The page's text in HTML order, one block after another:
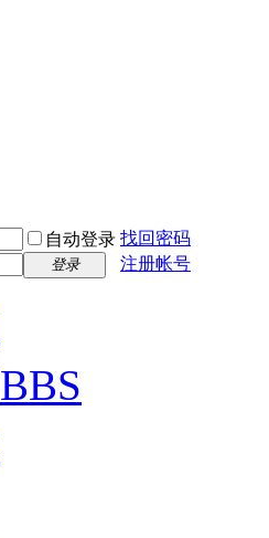
自动登录 找回密码
登录 注册帐号
BBS